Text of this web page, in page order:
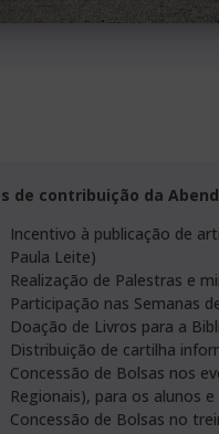
de contribuição da
Incentivo à publicação de
Paula Leite)
Realização de Palestras e
Participação nas Semanas
Doação de Livros para a
Distribuição de cartilha
Concessão de Bolsas nos
Regionais), para os alunos
Concessão de Bolsas no